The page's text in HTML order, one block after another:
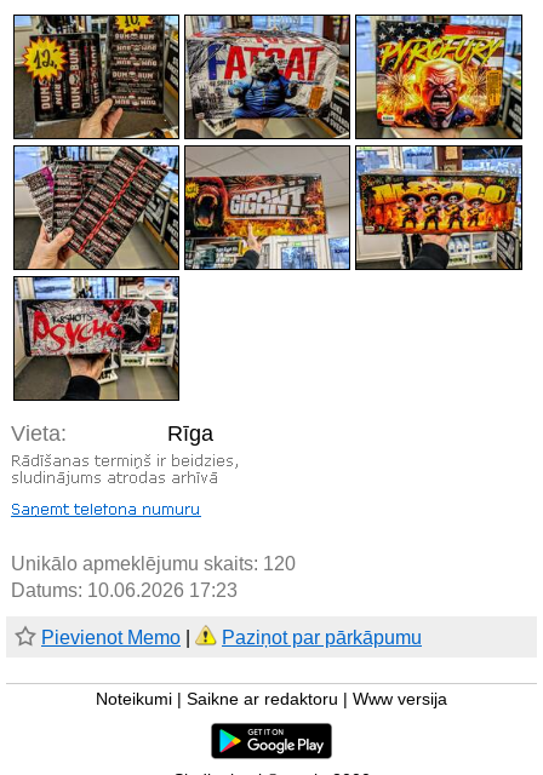
Vieta: Rīga
Unikālo apmeklējumu skaits: 120
Datums: 10.06.2026 17:23
Pievienot Memo Paziņot par pārkāpumu
Noteikumi Saikne ar redaktoru Www versija